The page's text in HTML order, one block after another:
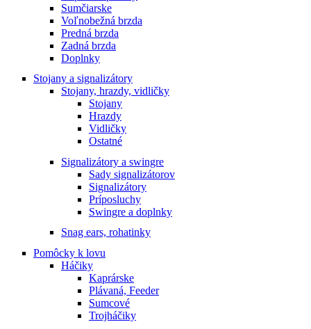
Sumčiarske
Voľnobežná brzda
Predná brzda
Zadná brzda
Doplnky
Stojany a signalizátory
Stojany, hrazdy, vidličky
Stojany
Hrazdy
Vidličky
Ostatné
Signalizátory a swingre
Sady signalizátorov
Signalizátory
Príposluchy
Swingre a doplnky
Snag ears, rohatinky
Pomôcky k lovu
Háčiky
Kaprárske
Plávaná, Feeder
Sumcové
Trojháčiky